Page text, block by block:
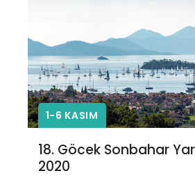
1-6 KASIM
18. Göcek Sonbahar
2020